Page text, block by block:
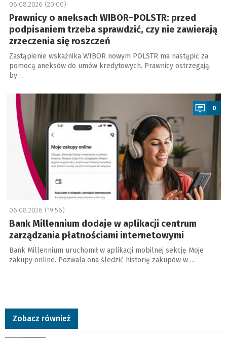
06.08.2026 (20:00)
Prawnicy o aneksach WIBOR–POLSTR: przed
podpisaniem trzeba sprawdzić, czy nie zawierają
zrzeczenia się roszczeń
Zastąpienie wskaźnika WIBOR nowym POLSTR ma nastąpić za
pomocą aneksów do umów kredytowych. Prawnicy ostrzegają,
by …
0
06.08.2026 (19:56)
Bank Millennium dodaje w aplikacji centrum
zarządzania płatnościami internetowymi
Bank Millennium uruchomił w aplikacji mobilnej sekcję Moje
zakupy online. Pozwala ona śledzić historię zakupów w …
Zobacz również